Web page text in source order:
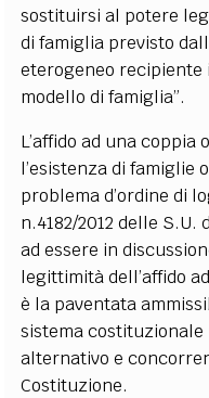
sostituirsi al potere
di famiglia previsto
eterogeneo recipiente
modello di famiglia”.
L’affido ad una
l’esistenza di famiglie
problema d’ordine di
n.4182/2012 delle
ad essere in
legittimità dell’affido
è la paventata
sistema
alternativo e
Costituzione.